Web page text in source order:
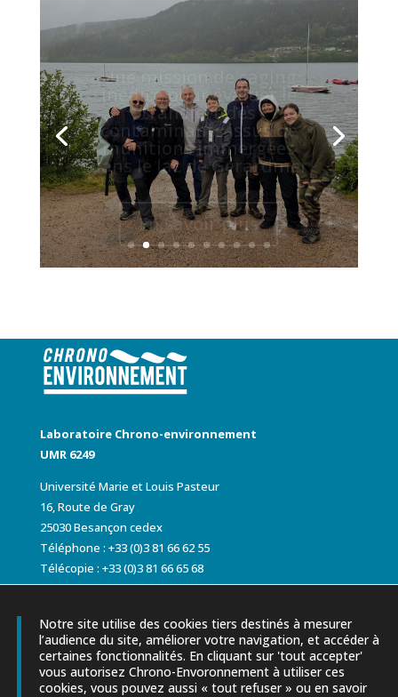
Une mission de caging
inédite pour évaluer le
transfert des
contaminants issus de
munitions immergées
dans le lac de Gérardmer
En savoir plus
Laboratoire Chrono-environnement
UMR 6249
Université Marie et Louis Pasteur
16, Route de Gray
25030 Besançon cedex
Téléphone : +33 (0)3 81 66 62 55
Télécopie : +33 (0)3 81 66 65 68
Notre site utilise des cookies tiers destinés à mesurer
l’audience du site, améliorer votre navigation, et accéder à
certaines fonctionnalités. En cliquant sur 'tout accepter'
vous autorisez Chrono-Envoronnement à utiliser ces
cookies, vous pouvez aussi « tout refuser » ou en savoir